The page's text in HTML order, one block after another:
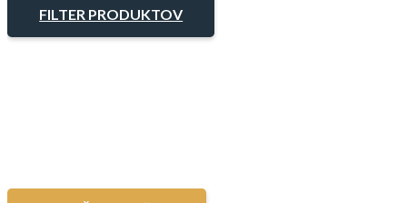
FILTER PRODUKTOV